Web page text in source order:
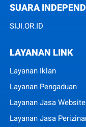
SUARA
SIJI.OR.ID
LAYANAN LINK
Layanan Iklan
Layanan Pengaduan
Layanan Jasa Website
Layanan Jasa